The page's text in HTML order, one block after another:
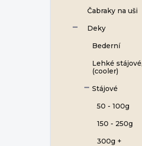
Čabraky na uši
Deky
Bederní
Lehké
(cooler)
Stájové
50 - 100g
150 - 250g
300g +